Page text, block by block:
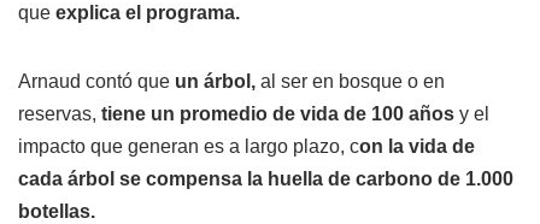
que explica el programa.
Arnaud contó que un árbol, al ser en bosque o en
reservas, tiene un promedio de vida de 100 años y el
impacto que generan es a largo plazo, con la vida de
cada árbol se compensa la huella de carbono de 1.000
botellas.